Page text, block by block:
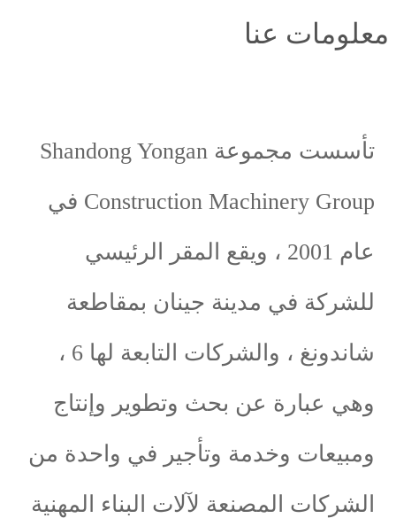
عنا
تأسست مجموعة Shandong Yongan
Construction Machinery Group في
عام 2001 ، ويقع المقر الرئيسي
في مدينة جينان بمقاطعة
شاندونغ ، والشركات التابعة لها 6 ،
عن بحث وتطوير وإنتاج
وخدمة وتأجير في واحدة من
المصنعة لآلات البناء المهنية